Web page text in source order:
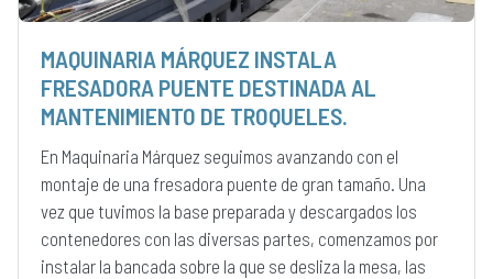
MAQUINARIA MÁRQUEZ INSTALA
FRESADORA PUENTE DESTINADA AL
MANTENIMIENTO DE TROQUELES.
En Maquinaria Márquez seguimos avanzando con el
montaje de una fresadora puente de gran tamaño. Una
vez que tuvimos la base preparada y descargados los
contenedores con las diversas partes, comenzamos por
instalar la bancada sobre la que se desliza la mesa, las